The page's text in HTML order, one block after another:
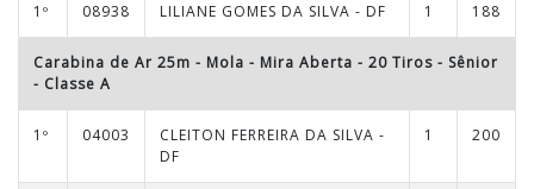
1º 08938 LILIANE GOMES DA SILVA - DF 1 188
Carabina de Ar 25m - Mola - Mira Aberta - 20 Tiros - Sênior
- Classe A
1º 04003
CLEITON FERREIRA DA SILVA -
DF
1 200